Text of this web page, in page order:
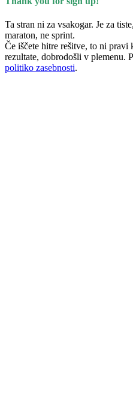
Ta stran ni za vsakogar. Je za
maraton, ne sprint.
Če iščete hitre rešitve, to ni pravi
rezultate, dobrodošli v plemenu.
politiko zasebnosti.